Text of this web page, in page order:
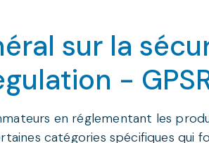
sur la
-
en réglementant les
catégories spécifiques